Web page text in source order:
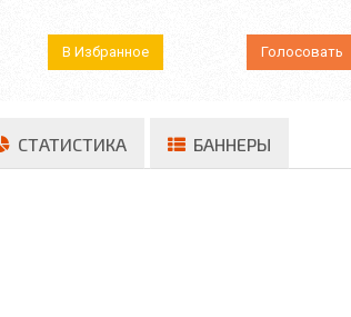
В Избранное Голосовать
СТАТИСТИКА БАННЕРЫ